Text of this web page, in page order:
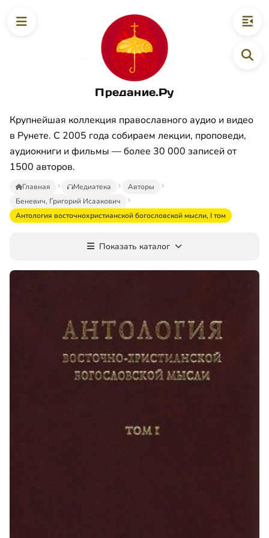
Предание.Ру
Крупнейшая коллекция православного аудио и видео
в Рунете. С 2005 года собираем лекции, проповеди,
аудиокниги и фильмы — более 30 000 записей от
1500 авторов.
Главная Медиатека
Авторы
Беневич, Григорий Исаакович
Антология восточнохристианской богословской мысли, I том
Показать каталог